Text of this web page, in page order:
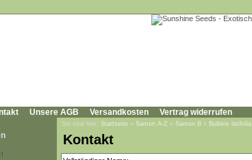
Unsere AGB Versandkosten Vertrag widerrufen
Sie sind hier: Startseite » Samen A-Z » Samen B » Bulbine latifolia
Kontakt